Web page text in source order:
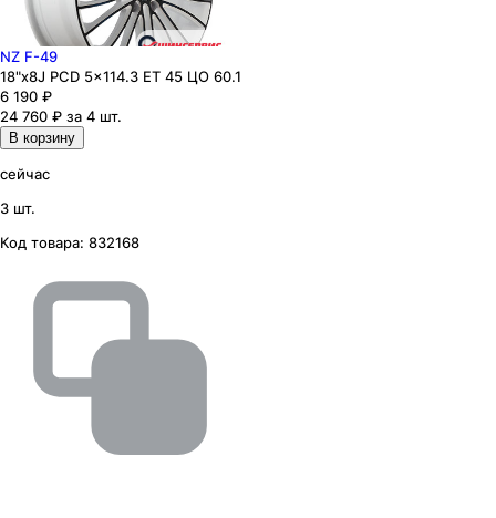
NZ F-49
18"x8J PCD 5x114.3 ЕТ 45 ЦО 60.1
6 190 ₽
24 760 ₽ за 4 шт.
В корзину
сейчас
3 шт.
Код товара: 832168